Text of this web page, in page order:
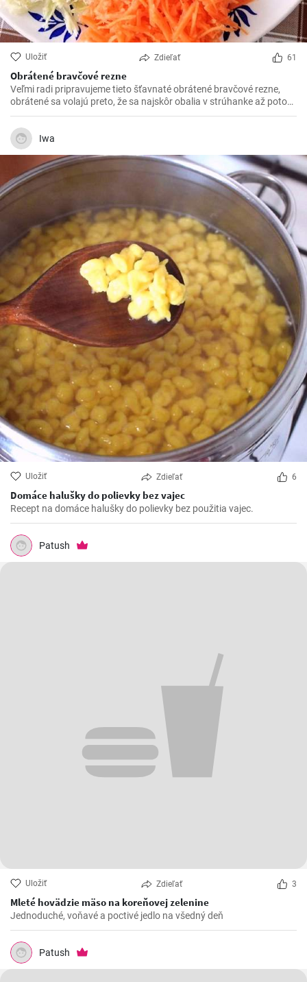
Uložiť Zdieľať 61
Obrátené bravčové rezne
Veľmi radi pripravujeme tieto šťavnaté obrátené bravčové rezne,
obrátené sa volajú preto, že sa najskôr obalia v strúhanke až potom
vo vajíčku. Sú krásne jemné a veľmi šťavnaté. V kombinácii s
čerstvou zeleninou sú výborné.
Iwa
Uložiť Zdieľať 6
Domáce halušky do polievky bez vajec
Recept na domáce halušky do polievky bez použitia vajec.
Patush
Uložiť Zdieľať 3
Mleté hovädzie mäso na koreňovej zelenine
Jednoduché, voňavé a poctivé jedlo na všedný deň
Patush